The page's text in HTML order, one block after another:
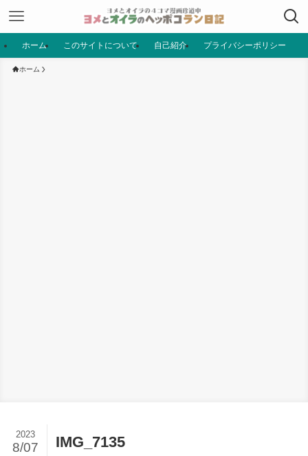
ホーム このサイトについて 自己紹介 プライバシーポリシー
ホーム
IMG_7135
2023
8/07